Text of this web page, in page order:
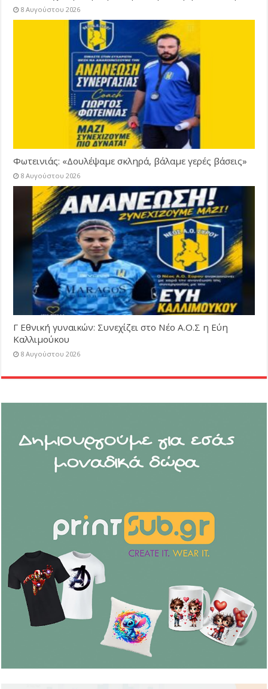
8 Αυγούστου 2026
Φωτεινιάς: «Δουλέψαμε σκληρά, βάλαμε γερές βάσεις»
8 Αυγούστου 2026
Γ Εθνική γυναικών: Συνεχίζει στο Νέο Α.Ο.Σ η Εύη
Καλλιμούκου
8 Αυγούστου 2026